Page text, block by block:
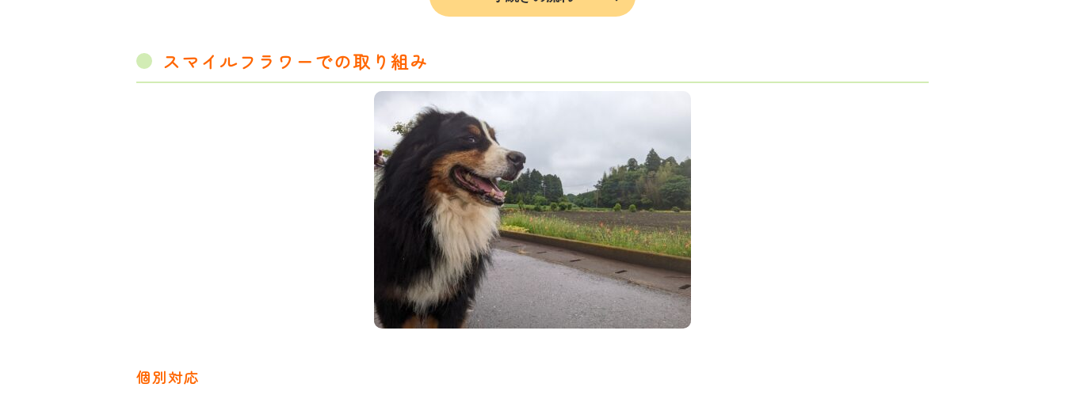
スマイルフラワーでの取り組み
個別対応